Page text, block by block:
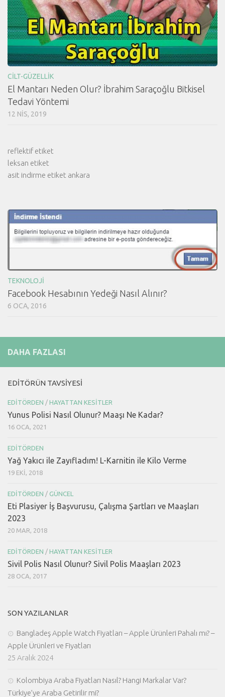
CILT-GÜZELLIK
El Mantarı Neden Olur? İbrahim Saraçoğlu Bitkisel
Tedavi Yöntemi
12 NIS, 2019
reflektif etiket
leksan etiket
asit indirme etiket ankara
TEKNOLOJI
Facebook Hesabının Yedeği Nasıl Alınır?
6 OCA, 2016
DAHA FAZLASI
EDITÖRÜN TAVSIYESI
EDITÖRDEN / HAYATTAN KESITLER
Yunus Polisi Nasıl Olunur? Maaşı Ne Kadar?
16 OCA, 2021
EDITÖRDEN
Yağ Yakıcı ile Zayıfladım! L-Karnitin ile Kilo Verme
19 EKI, 2018
EDITÖRDEN / GÜNCEL
Eti Plasiyer İş Başvurusu, Çalışma Şartları ve Maaşları
2023
20 MAR, 2018
EDITÖRDEN / HAYATTAN KESITLER
Sivil Polis Nasıl Olunur? Sivil Polis Maaşları 2023
28 OCA, 2017
SON YAZILANLAR
Bangladeş Apple Watch Fiyatları – Apple Ürünleri Pahalı mı? –
Apple Ürünleri ve Fiyatları
25 Aralık 2024
Kolombiya Araba Fiyatları Nasıl? Hangi Markalar Var?
Türkiye’ye Araba Getirilir mi?